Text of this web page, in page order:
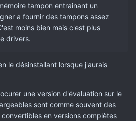
tampon entrainant un
a fournir des tampons assez
moins bien mais c'est plus
drivers.
le désinstallant lorsque j'aurais
une version d'évaluation sur le
sont comme souvent des
en versions complètes